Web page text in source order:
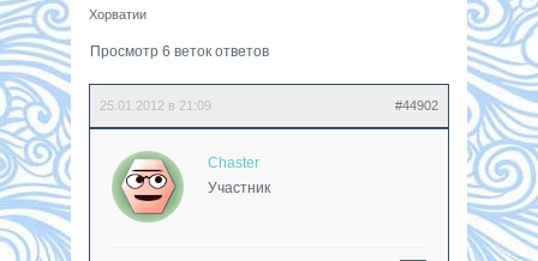
Хорватии
Просмотр 6 веток ответов
25.01.2012 в 21:09 #44902
Chaster
Участник